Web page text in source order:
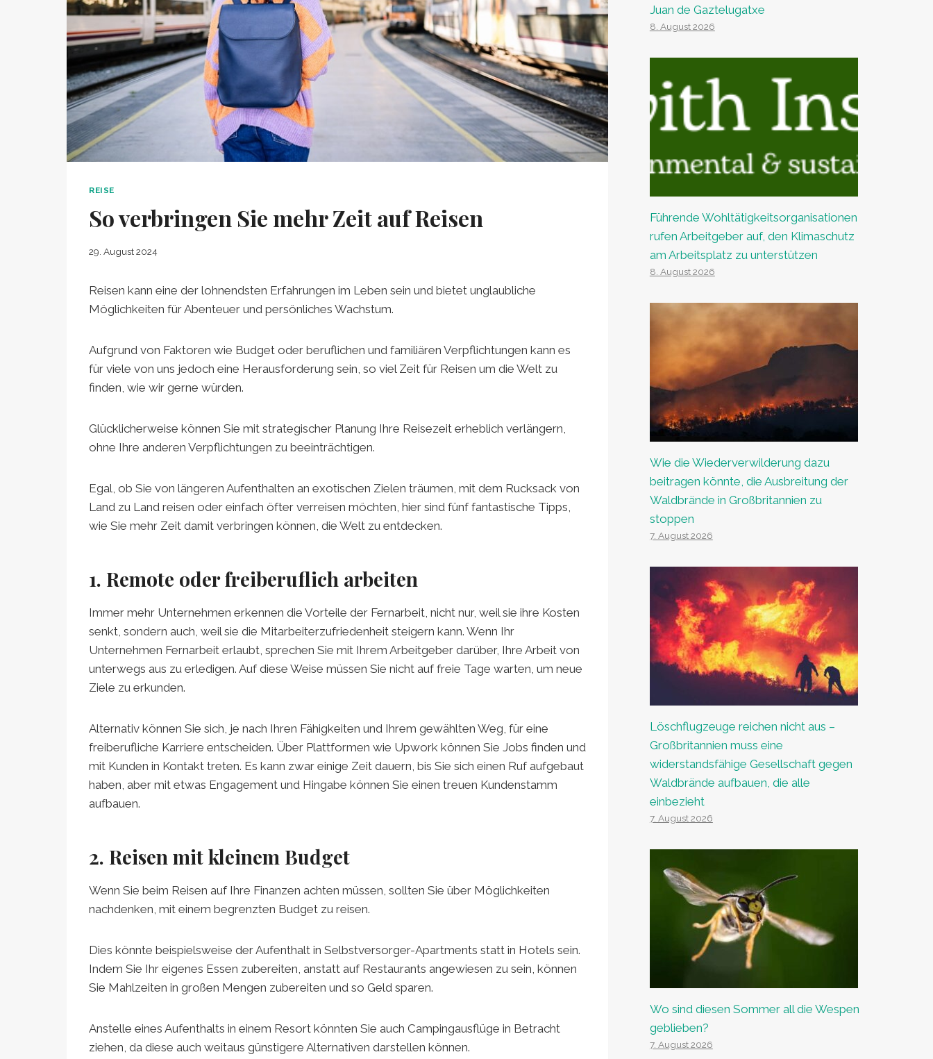
REISE
So verbringen Sie mehr Zeit auf Reisen
29. August 2024
Reisen kann eine der lohnendsten Erfahrungen im Leben sein und bietet unglaubliche
Möglichkeiten für Abenteuer und persönliches Wachstum.
Aufgrund von Faktoren wie Budget oder beruflichen und familiären Verpflichtungen kann es
für viele von uns jedoch eine Herausforderung sein, so viel Zeit für Reisen um die Welt zu
finden, wie wir gerne würden.
Glücklicherweise können Sie mit strategischer Planung Ihre Reisezeit erheblich verlängern,
ohne Ihre anderen Verpflichtungen zu beeinträchtigen.
Egal, ob Sie von längeren Aufenthalten an exotischen Zielen träumen, mit dem Rucksack von
Land zu Land reisen oder einfach öfter verreisen möchten, hier sind fünf fantastische Tipps,
wie Sie mehr Zeit damit verbringen können, die Welt zu entdecken.
1. Remote oder freiberuflich arbeiten
Immer mehr Unternehmen erkennen die Vorteile der Fernarbeit, nicht nur, weil sie ihre Kosten
senkt, sondern auch, weil sie die Mitarbeiterzufriedenheit steigern kann. Wenn Ihr
Unternehmen Fernarbeit erlaubt, sprechen Sie mit Ihrem Arbeitgeber darüber, Ihre Arbeit von
unterwegs aus zu erledigen. Auf diese Weise müssen Sie nicht auf freie Tage warten, um neue
Ziele zu erkunden.
Alternativ können Sie sich, je nach Ihren Fähigkeiten und Ihrem gewählten Weg, für eine
freiberufliche Karriere entscheiden. Über Plattformen wie Upwork können Sie Jobs finden und
mit Kunden in Kontakt treten. Es kann zwar einige Zeit dauern, bis Sie sich einen Ruf aufgebaut
haben, aber mit etwas Engagement und Hingabe können Sie einen treuen Kundenstamm
aufbauen.
2. Reisen mit kleinem Budget
Wenn Sie beim Reisen auf Ihre Finanzen achten müssen, sollten Sie über Möglichkeiten
nachdenken, mit einem begrenzten Budget zu reisen.
Dies könnte beispielsweise der Aufenthalt in Selbstversorger-Apartments statt in Hotels sein.
Indem Sie Ihr eigenes Essen zubereiten, anstatt auf Restaurants angewiesen zu sein, können
Sie Mahlzeiten in großen Mengen zubereiten und so Geld sparen.
Anstelle eines Aufenthalts in einem Resort könnten Sie auch Campingausflüge in Betracht
ziehen, da diese auch weitaus günstigere Alternativen darstellen können.
Juan de Gaztelugatxe
8. August 2026
Führende Wohltätigkeitsorganisationen
rufen Arbeitgeber auf, den Klimaschutz
am Arbeitsplatz zu unterstützen
8. August 2026
Wie die Wiederverwilderung dazu
beitragen könnte, die Ausbreitung der
Waldbrände in Großbritannien zu
stoppen
7. August 2026
Löschflugzeuge reichen nicht aus –
Großbritannien muss eine
widerstandsfähige Gesellschaft gegen
Waldbrände aufbauen, die alle
einbezieht
7. August 2026
Wo sind diesen Sommer all die Wespen
geblieben?
7. August 2026